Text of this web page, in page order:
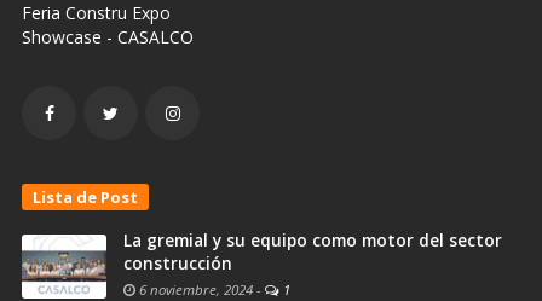
Feria Constru Expo
Showcase - CASALCO
Lista de Post
La gremial y su equipo como motor del sector
construcción
6 noviembre, 2024 - 1